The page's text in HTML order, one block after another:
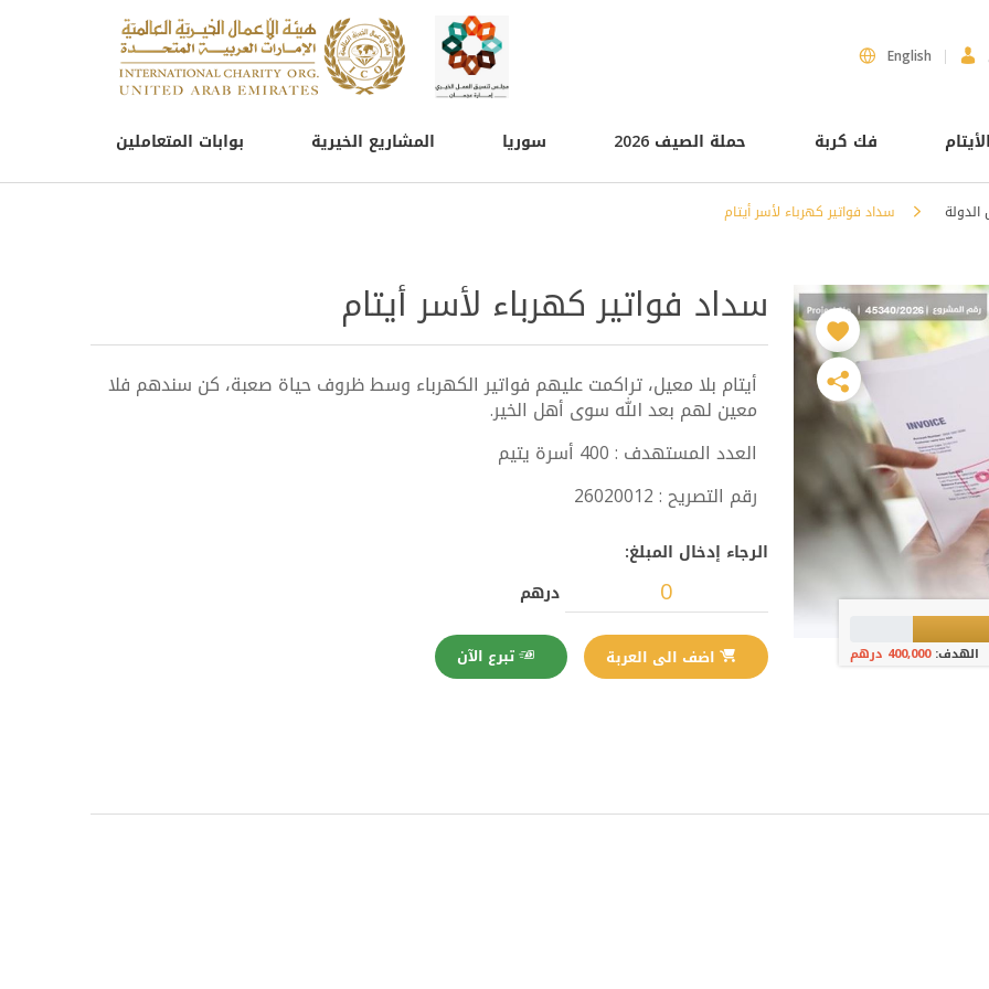
English
فك كربة حملة الصيف 2026 سوريا المشاريع الخيرية
الدولة سداد فواتير كهرباء لأسر أيتام
الهدف:400,000 درهم
سداد فواتير كهرباء لأسر أيتام
أيتام بلا معيل، تراكمت عليهم فواتير الكهرباء وسط ظروف حياة صعبة، كن سندهم فلا
معين لهم بعد الله سوى أهل الخير.
العدد المستهدف : 400 أسرة يتيم
رقم التصريح : 26020012
الرجاء إدخال المبلغ:
درهم
تبرع الآن